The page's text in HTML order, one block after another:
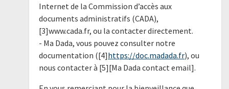
Internet de la Commission d’accès aux
documents administratifs (CADA),
[3]www.cada.fr, ou la contacter directement.
- Ma Dada, vous pouvez consulter notre
documentation ([4]https://doc.madada.fr), ou
nous contacter à [5][Ma Dada contact email].